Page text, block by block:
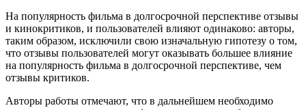
На популярность фильма в долгосрочной перспективе отзывы
и кинокритиков, и пользователей влияют одинаково: авторы,
таким образом, исключили свою изначальную гипотезу о том,
что отзывы пользователей могут оказывать большее влияние
на популярность фильма в долгосрочной перспективе, чем
отзывы критиков.
Авторы работы отмечают, что в дальнейшем необходимо